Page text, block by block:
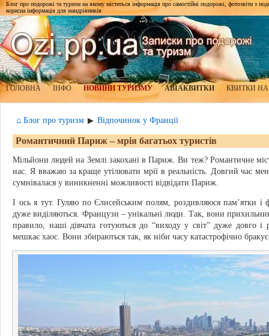
Блог про подорожі та туризм на якому міститься інформація про самостійні подорожі, фотозвіти з
корисна інформація для мандрівників
ГОЛОВНА ІНФО НОВИНИ ТУРИЗМУ АВІАКВИТКИ КВИТКИ
⌂ Блог про туризм ▶ Відпочинок у Франції
Романтичний Париж – мрія багатьох туристів
Мільйони людей на Землі закохані в Париж. Ви теж? Романтичне
нас. Я вважаю за краще утілювати мрії в реальність. Довгий час
сумнівалася у виникненні можливості відвідати Париж.
І ось я тут. Гуляю по Єлисейським полям, роздивляюся пам’ятки і
дуже виділяються. Французи – унікальні люди. Так, вони
правило, наші дівчата готуються до “виходу у світ” дуже довго
мешкає хаос. Вони збираються так, як ніби часу катастрофічно